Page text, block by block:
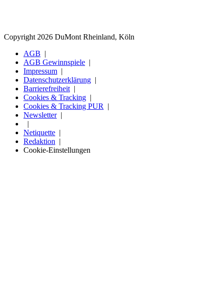
Copyright 2026 DuMont Rheinland, Köln
AGB
AGB Gewinnspiele
Impressum
Datenschutzerklärung
Barrierefreiheit
Cookies & Tracking
Cookies & Tracking PUR
Newsletter
Netiquette
Redaktion
Cookie-Einstellungen